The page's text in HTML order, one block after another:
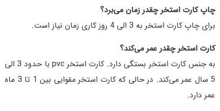
چاپ کارت استخر چقدر زمان می‌برد؟
برای چاپ کارت استخر به 3 الی 4 روز کاری زمان نیاز است.
کارت استخر چقدر عمر می‌کند؟
به جنس کارت استخر بستگی دارد. کارت استخر pvc با حدود 3 الی
5 سال عمر می‌کند. در حالی که کارت استخر مقوایی بین 1 تا 3 ماه
عمر دارد.